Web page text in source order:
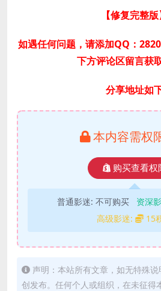
【修复完整版】
如遇任何问题，请添加QQ：
下方评论区留言获
分享地址如
本内容需权
购买查看权
普通影迷: 不可购买 资深
高级影迷:
15
声明：本站所有文章，如无特殊
创发布。任何个人或组织，在未征得